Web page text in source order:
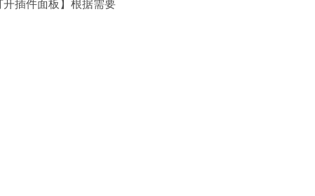
插件面板】根据需要